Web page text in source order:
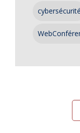
cybersécurité